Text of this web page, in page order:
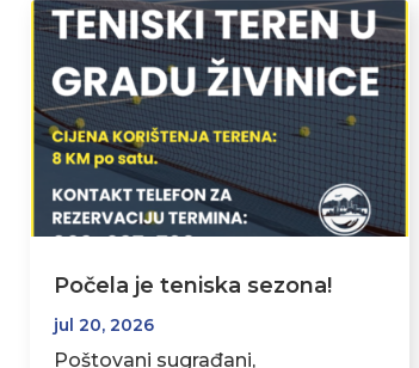
Počela je teniska sezona!
jul 20, 2026
Poštovani sugrađani,